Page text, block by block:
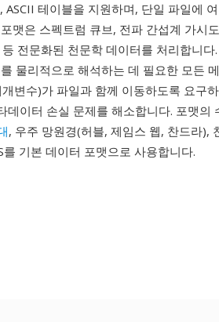
테이블을 지원하며, 단일 파일에
맷은 스펙트럼 큐브, 전파 간섭계 가시
전문화된 천문학 데이터를 처리합니다
물리적으로 해석하는 데 필요한 모든
변수)가 파일과 함께 이동하도록 요구
이터 손실 문제를 해소합니다. 포맷의
, 우주 망원경(허블, 제임스 웹, 찬드라),
기본 데이터 포맷으로 사용합니다.